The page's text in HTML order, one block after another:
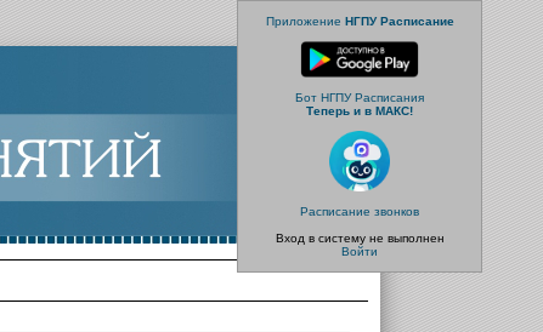
Приложение НГПУ Расписание
Бот НГПУ Расписания
Теперь и в МАКС!
Расписание звонков
Вход в систему не выполнен
Войти